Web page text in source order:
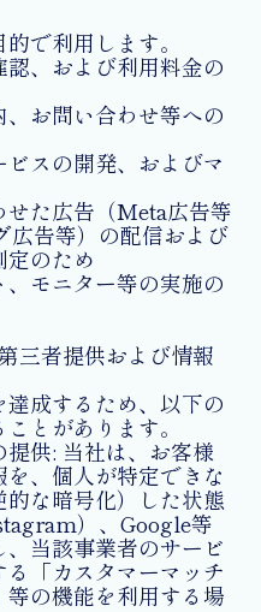
で利用します。
、および利用料金の
お問い合わせ等への
スの開発、およびマ
た広告（Meta広告等
広告等）の配信および
のため
モニター等の実施の
三者提供および情報
成するため、以下の
とがあります。
供: 当社は、お客様
、個人が特定できな
な暗号化）した状態
）、Google等
当該事業者のサービ
「カスタマーマッチ
等の機能を利用する場